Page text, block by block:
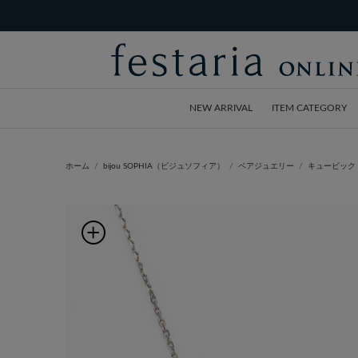
NEW ARRIVAL ITEM CATEGORY
ホーム bijou SOPHIA（ビジュソフィア） ペアジュエリー キュービック